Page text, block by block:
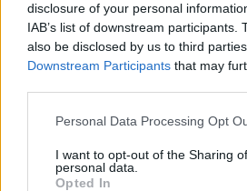
disclosure of your personal
IAB’s list of downstream participants.
also be disclosed by us to third
Downstream Participants that may
Personal Data Processing Opt
I want to opt-out of the Sharing
personal data.
Opted In
Σχετικά Άρθρα